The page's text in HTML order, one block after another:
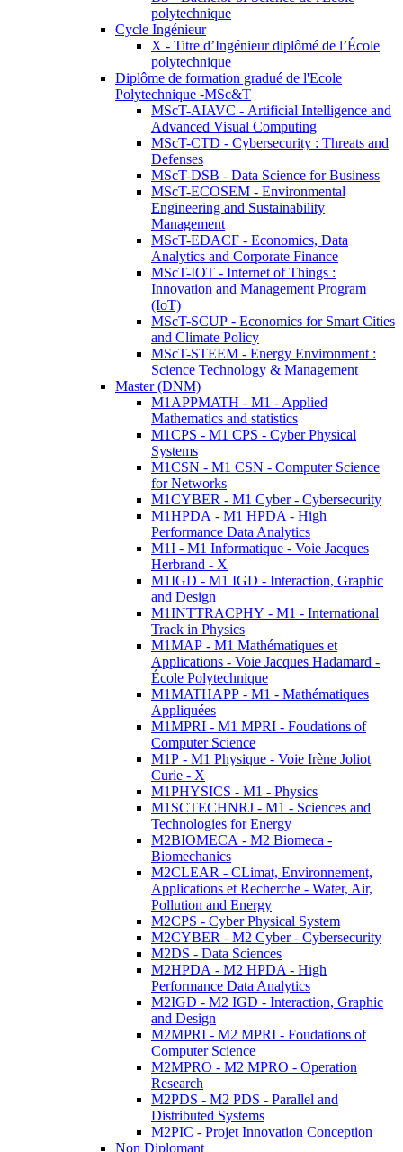
polytechnique
Cycle Ingénieur
X - Titre d’Ingénieur diplômé de l’École
polytechnique
Diplôme de formation gradué de l'Ecole
Polytechnique -MSc&T
MScT-AIAVC - Artificial Intelligence and
Advanced Visual Computing
MScT-CTD - Cybersecurity : Threats and
Defenses
MScT-DSB - Data Science for Business
MScT-ECOSEM - Environmental
Engineering and Sustainability
Management
MScT-EDACF - Economics, Data
Analytics and Corporate Finance
MScT-IOT - Internet of Things :
Innovation and Management Program
(IoT)
MScT-SCUP - Economics for Smart Cities
and Climate Policy
MScT-STEEM - Energy Environment :
Science Technology & Management
Master (DNM)
M1APPMATH - M1 - Applied
Mathematics and statistics
M1CPS - M1 CPS - Cyber Physical
Systems
M1CSN - M1 CSN - Computer Science
for Networks
M1CYBER - M1 Cyber - Cybersecurity
M1HPDA - M1 HPDA - High
Performance Data Analytics
M1I - M1 Informatique - Voie Jacques
Herbrand - X
M1IGD - M1 IGD - Interaction, Graphic
and Design
M1INTTRACPHY - M1 - International
Track in Physics
M1MAP - M1 Mathématiques et
Applications - Voie Jacques Hadamard -
École Polytechnique
M1MATHAPP - M1 - Mathématiques
Appliquées
M1MPRI - M1 MPRI - Foudations of
Computer Science
M1P - M1 Physique - Voie Irène Joliot
Curie - X
M1PHYSICS - M1 - Physics
M1SCTECHNRJ - M1 - Sciences and
Technologies for Energy
M2BIOMECA - M2 Biomeca -
Biomechanics
M2CLEAR - CLimat, Environnement,
Applications et Recherche - Water, Air,
Pollution and Energy
M2CPS - Cyber Physical System
M2CYBER - M2 Cyber - Cybersecurity
M2DS - Data Sciences
M2HPDA - M2 HPDA - High
Performance Data Analytics
M2IGD - M2 IGD - Interaction, Graphic
and Design
M2MPRI - M2 MPRI - Foudations of
Computer Science
M2MPRO - M2 MPRO - Operation
Research
M2PDS - M2 PDS - Parallel and
Distributed Systems
M2PIC - Projet Innovation Conception
Non Diplomant